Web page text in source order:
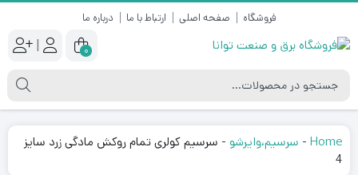
فروشگاه صفحه اصلی ارتباط با ما درباره ما
0
|
Home
- سرسیم،وایرشو - سرسیم کولری تمام روکش مادگی زرد سایز
4